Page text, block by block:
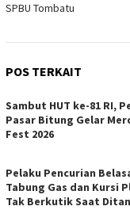
SPBU Tombatu
POS TERKAIT
Sambut HUT ke-81 RI,
Pasar Bitung Gelar
Fest 2026
Pelaku Pencurian
Tabung Gas dan Kursi
Tak Berkutik Saat